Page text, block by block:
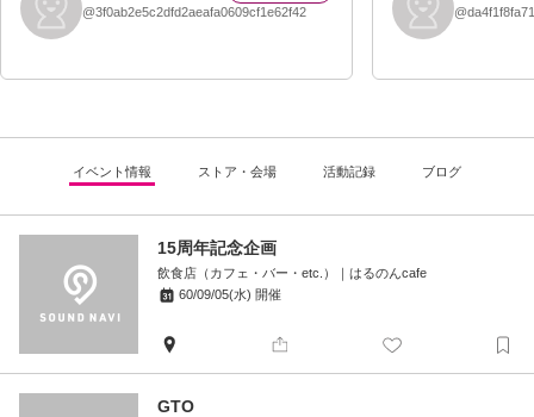
@3f0ab2e5c2dfd2aeafa0609cf1e62f42 @
イベント情報 ストア・会場 活動記録 ブログ
15周年記念企画
飲食店（カフェ・バー・etc.） ｜ はるのんcafe
60/09/05(水) 開催
GTO